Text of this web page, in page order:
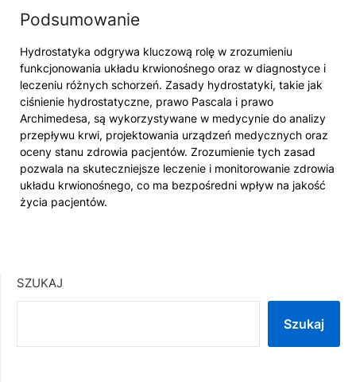
Podsumowanie
Hydrostatyka odgrywa kluczową rolę w zrozumieniu
funkcjonowania układu krwionośnego oraz w diagnostyce i
leczeniu różnych schorzeń. Zasady hydrostatyki, takie jak
ciśnienie hydrostatyczne, prawo Pascala i prawo
Archimedesa, są wykorzystywane w medycynie do analizy
przepływu krwi, projektowania urządzeń medycznych oraz
oceny stanu zdrowia pacjentów. Zrozumienie tych zasad
pozwala na skuteczniejsze leczenie i monitorowanie zdrowia
układu krwionośnego, co ma bezpośredni wpływ na jakość
życia pacjentów.
SZUKAJ
Szukaj